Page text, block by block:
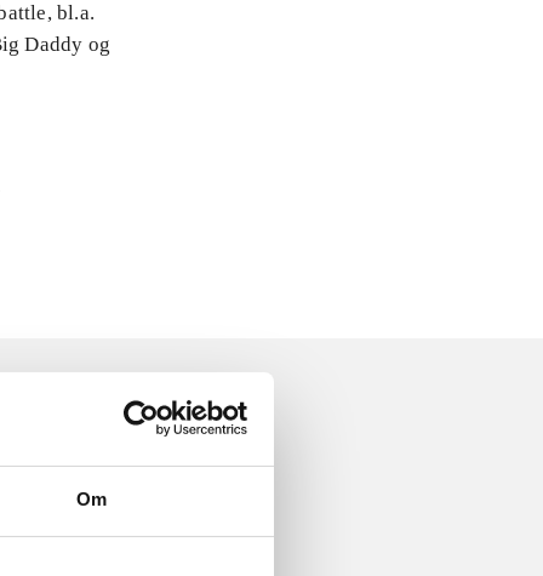
Om
bl.a.
Daddy og